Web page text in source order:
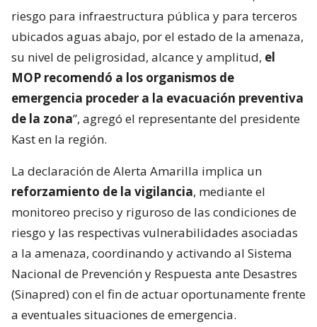
riesgo para infraestructura pública y para terceros
ubicados aguas abajo, por el estado de la amenaza,
su nivel de peligrosidad, alcance y amplitud, el
MOP recomendó a los organismos de
emergencia proceder a la evacuación preventiva
de la zona”, agregó el representante del presidente
Kast en la región.
La declaración de Alerta Amarilla implica un
reforzamiento de la vigilancia, mediante el
monitoreo preciso y riguroso de las condiciones de
riesgo y las respectivas vulnerabilidades asociadas
a la amenaza, coordinando y activando al Sistema
Nacional de Prevención y Respuesta ante Desastres
(Sinapred) con el fin de actuar oportunamente frente
a eventuales situaciones de emergencia.